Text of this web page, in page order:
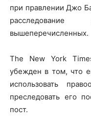
при правлении Джо
вышеперечисленных.
The New York
убежден в том, что
использовать
преследовать его
пост.